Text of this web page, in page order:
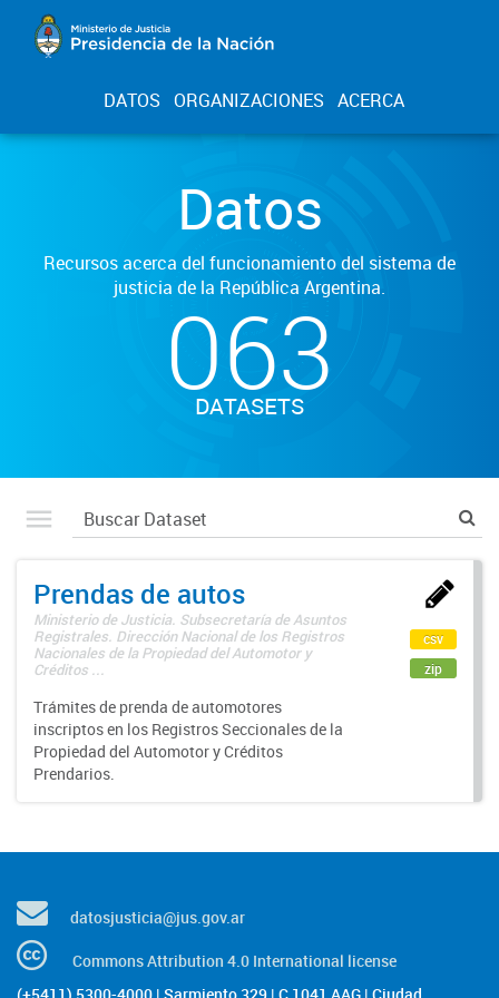
DATOS ORGANIZACIONES ACERCA
Datos
Recursos acerca del funcionamiento del sistema de
justicia de la República Argentina.
063
DATASETS
Prendas de autos
Ministerio de Justicia. Subsecretaría de Asuntos
Registrales. Dirección Nacional de los Registros
Nacionales de la Propiedad del Automotor y
Créditos ...
Trámites de prenda de automotores
inscriptos en los Registros Seccionales de la
Propiedad del Automotor y Créditos
Prendarios.
csv
zip
datosjusticia@jus.gov.ar
Commons Attribution 4.0 International license